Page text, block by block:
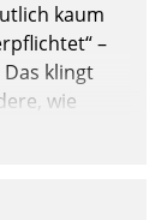
kaum
–
klingt
wie